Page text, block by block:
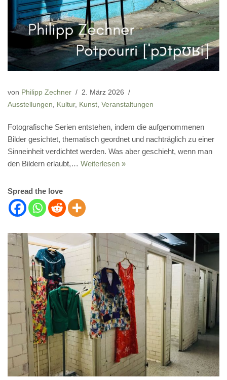
von Philipp Zechner
2. März 2026
Ausstellungen
Kultur, Kunst Veranstaltungen
Fotografische Serien entstehen, indem die aufgenommenen
Bilder gesichtet, thematisch geordnet und nachträglich zu einer
Sinneinheit verdichtet werden. Was aber geschieht, wenn man
den Bildern erlaubt,… Weiterlesen »
Spread the love